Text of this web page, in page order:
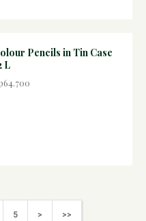
Pencils in Tin Case
L
5 > >>